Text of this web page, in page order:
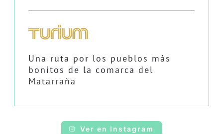
Una ruta por los pueblos más
bonitos de la comarca del
Matarraña
Ver en Instagram